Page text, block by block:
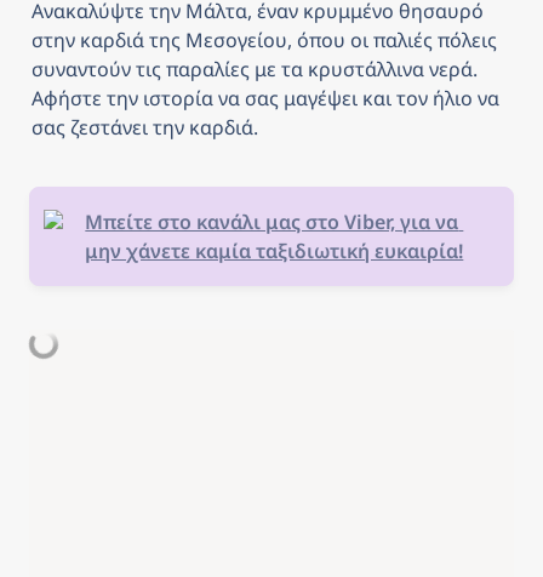
Ανακαλύψτε την Μάλτα, έναν κρυμμένο θησαυρό
στην καρδιά της Μεσογείου, όπου οι παλιές πόλεις
συναντούν τις παραλίες με τα κρυστάλλινα νερά.
Αφήστε την ιστορία να σας μαγέψει και τον ήλιο να
σας ζεστάνει την καρδιά.
Μπείτε στο κανάλι μας στο Viber, για να
μην χάνετε καμία ταξιδιωτική ευκαιρία!